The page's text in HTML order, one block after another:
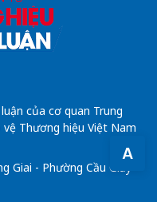
A
của cơ quan Trung
Thương hiệu Việt Nam
Giai - Phường Cầu Giấy -